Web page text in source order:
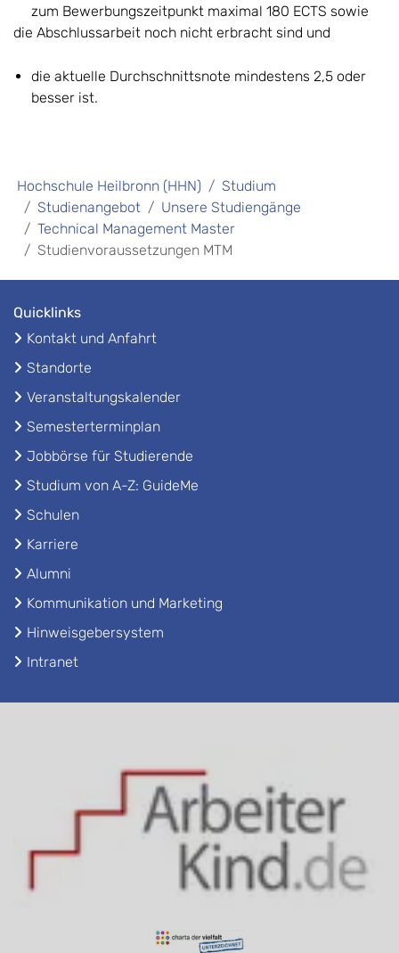
zum Bewerbungszeitpunkt maximal 180 ECTS sowie
die Abschlussarbeit noch nicht erbracht sind und
die aktuelle Durchschnittsnote mindestens 2,5 oder
besser ist.
Hochschule Heilbronn (HHN)
Studium
Studienangebot
Unsere Studiengänge
Technical Management Master
Studienvoraussetzungen MTM
Quicklinks
Kontakt und Anfahrt
Standorte
Veranstaltungskalender
Semesterterminplan
Jobbörse für Studierende
Studium von A-Z: GuideMe
Schulen
Karriere
Alumni
Kommunikation und Marketing
Hinweisgebersystem
Intranet